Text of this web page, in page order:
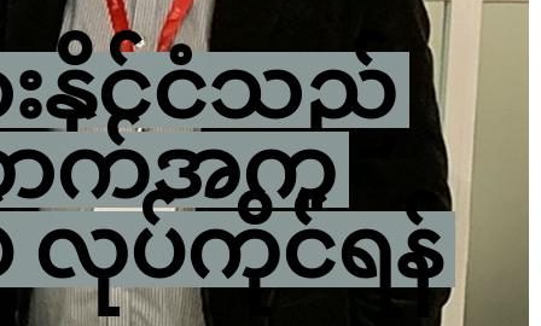
းနိုင်ငံသည်
ောက်အကူ
လုပ်ကိုင်ရန်